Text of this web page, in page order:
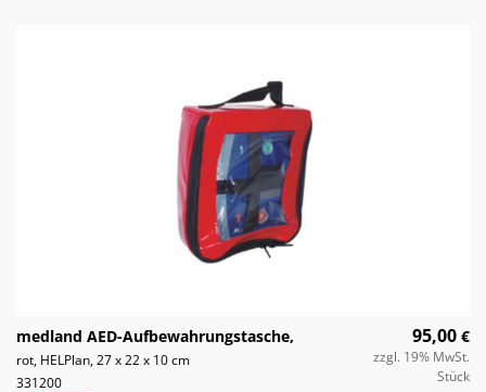
medland AED-Aufbewahrungstasche,
rot, HELPlan, 27 x 22 x 10 cm
331200
95,00 €
zzgl. 19% MwSt.
Stück